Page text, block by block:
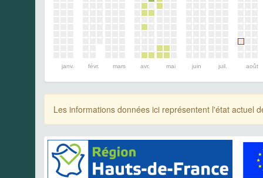
janv. févr. mars avr. mai juin juil. août
Les informations données ici représentent l'état actuel